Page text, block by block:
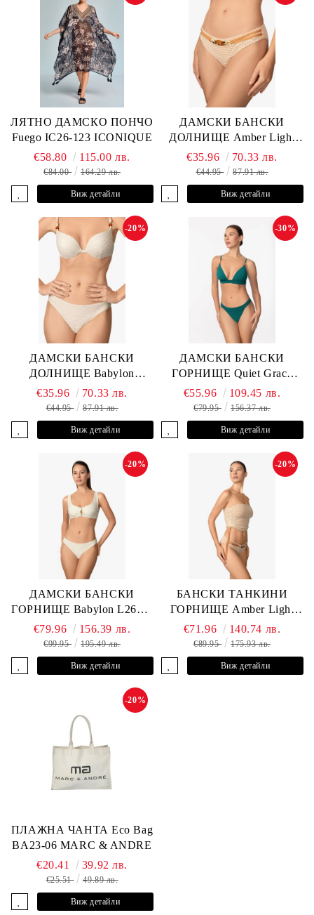
ЛЯТНО ДАМСКО ПОНЧО
Fuego IC26-123 ICONIQUE
€58.80
115.00 лв.
€84.00 164.29 лв.
Виж детайли
ДАМСКИ БАНСКИ
ДОЛНИЩЕ Amber Light
L2605-Z-MCB MARC &
ANDRE
€35.96 70.33 лв.
€44.95 87.91 лв.
Виж детайли
ДАМСКИ БАНСКИ
ДОЛНИЩЕ Babylon
L2613-Z-MTB MARC &
ANDRE
-20%
€35.96 70.33 лв.
€44.95 87.91 лв.
Виж детайли
ДАМСКИ БАНСКИ
ГОРНИЩЕ Quiet Grace
L2607-Y-352 MARC &
ANDRE
-30%
€55.96 109.45 лв.
€79.95 156.37 лв.
Виж детайли
ДАМСКИ БАНСКИ
ГОРНИЩЕ Babylon L2613-
YP-682 MARC & ANDRE
-20%
€79.96 156.39 лв.
€99.95 195.49 лв.
Виж детайли
БАНСКИ ТАНКИНИ
ГОРНИЩЕ Amber Light
L2605-Y-803 MARC &
ANDRE
-20%
€71.96 140.74 лв.
€89.95 175.93 лв.
Виж детайли
ПЛАЖНА ЧАНТА Eco Bag
BA23-06 MARC & ANDRE
-20%
€20.41 39.92 лв.
€25.51 49.89 лв.
Виж детайли